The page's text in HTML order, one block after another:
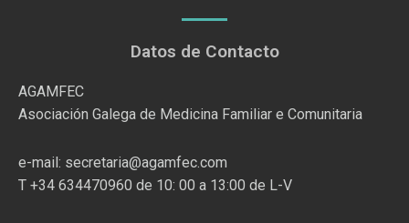
Datos de Contacto
AGAMFEC
Asociación Galega de Medicina Familiar e Comunitaria
e-mail: secretaria@agamfec.com
T +34 634470960 de 10: 00 a 13:00 de L-V